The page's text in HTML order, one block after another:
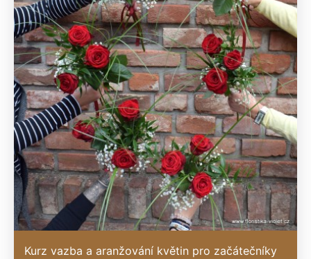
Kurz vazba a aranžování květin pro začátečníky